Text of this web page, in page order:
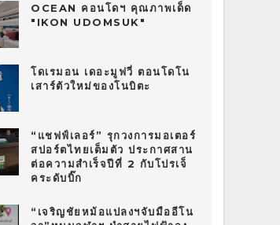
OCEAN คอนโดฯ คุณภาพเด็ด
"IKON UDOMSUK"
โดเรมอน เดอะมูฟวี่ ตอนโดโน
เสาร์ตัวใหม่ของโนบิตะ
“แชฟฟ์เลอร์” รุกวงการมอเตอร์
สปอร์ตไทยเต็มตัว ประกาศสาน
ต่อความสำเร็จปีที่ 2 กับโปรเจ็
คระดับบิ๊ก
“เจริญชัยหม้อแปลงฯจับมืออีโน